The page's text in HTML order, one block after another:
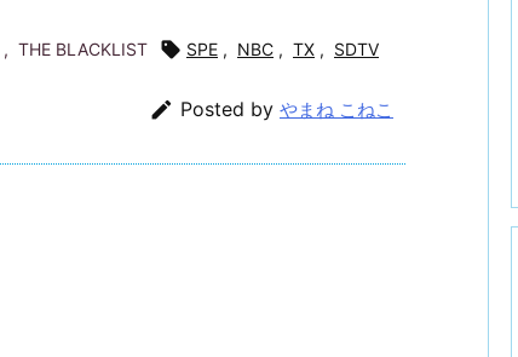
, THE BLACKLIST  SPE , NBC , TX , SDTV
 Posted by やまね こねこ